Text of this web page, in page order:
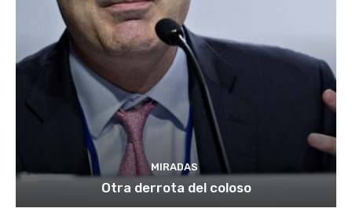
MIRADAS
Otra derrota del coloso